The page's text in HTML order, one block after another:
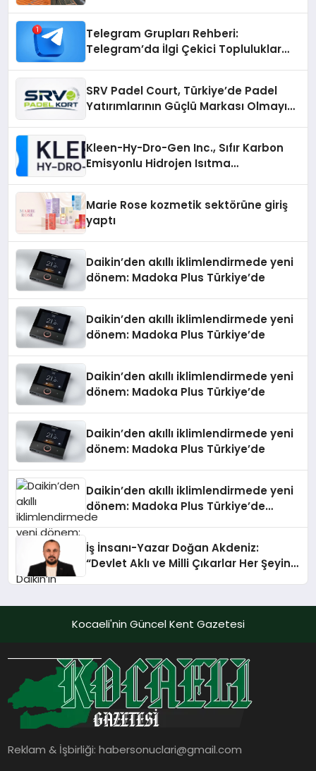
Telegram Grupları Rehberi:
Telegram’da İlgi Çekici Topluluklar
SRV Padel Court, Türkiye’de Padel
Yatırımlarının Güçlü Markası Olmayı
Kleen-Hy-Dro-Gen Inc., Sıfır Karbon
Emisyonlu Hidrojen Isıtma
Marie Rose kozmetik sektörüne giriş
yaptı
Daikin’den akıllı iklimlendirmede yeni
dönem: Madoka Plus Türkiye’de
Daikin’den akıllı iklimlendirmede yeni
dönem: Madoka Plus Türkiye’de
Daikin’den akıllı iklimlendirmede yeni
dönem: Madoka Plus Türkiye’de
Daikin’den akıllı iklimlendirmede yeni
dönem: Madoka Plus Türkiye’de
Daikin’den akıllı iklimlendirmede yeni
dönem: Madoka Plus Türkiye’de
Daikin’in kullanıcı dostu tasarımıyla
teknolojilerle donatılmış son modeli
VRV kontrol ünitesi Madoka Plus
Türkiye’de satışa sunuldu. Tam
sayesinde iklimlendirme sistemlerinin
verimli hale getiriyor. Enerji
verimliliğini artırırken modern yaşam
alanlarında teknolojiyi estetik ile bulu
İş İnsanı-Yazar Doğan Akdeniz:
“Devlet Aklı ve Milli Çıkarlar Her Şeyin
Kocaeli'nin Güncel Kent Gazetesi
Reklam & İşbirliği:habersonuclari@gmail.com